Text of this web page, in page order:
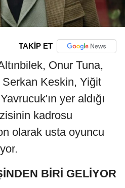
TAKİP ET
Onur Tuna,
Keskin, Yiğit
yer aldığı
kadrosu
olarak usta oyuncu
BİRİ GELİYOR